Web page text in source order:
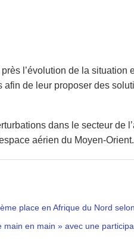
l’évolution de la situation
de leur proposer des
dans le secteur de
aérien du Moyen-Orient.
place en Afrique du Nord
en main » avec une